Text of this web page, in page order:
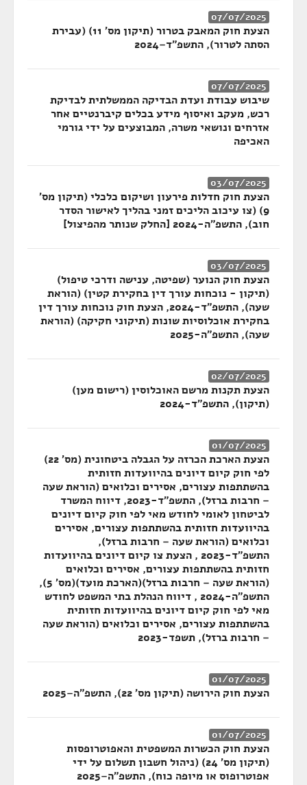
07/07/2025
הצעת חוק המאבק בטרור (תיקון מס' 11) (עבירת
הסתה לטרור), התשפ"ד–2024
07/07/2025
שיבוש עבודת ועדת הבדיקה הממשלתית לבדיקת
רכש, מעקב ואיסוף מידע בכלים קיברנטיים אחר
אזרחים ונושאי משרה, המבוצעים על ידי גורמי
האכיפה
03/07/2025
הצעת חוק חדלות פירעון ושיקום כלכלי (תיקון מס'
9) (צו עיכוב הליכים זמני בהליך לאישור הסדר
חוב), התשפ"ה-2024 [החלק שנותר מהפיצול]
03/07/2025
הצעת חוק הנוער (שפיטה, ענישה ודרכי טיפול)
(תיקון - נוכחות עורך דין בחקירת קטין) (הוראת
שעה), התשפ"ד-2024, הצעת חוק נוכחות עורך דין
בחקירת אוכלוסיות שונות (תיקוני חקיקה) (הוראת
שעה), התשפ"ה-2025
02/07/2025
הצעת תקנות מרשם האוכלוסין (רישום מען)
(תיקון), התשפ"ד-2024
01/07/2025
הצעת הארכת הכרזה על הגבלה ביטחונית (מס' 22)
לפי חוק קיום דיונים בהיוועדות חזותית
בהשתתפות עצורים, אסירים וכלואים (הוראת שעה
– חרבות ברזל), התשפ"ד-2023, דיווח המשרד
לביטחון לאומי לחודש מאי לפי חוק קיום דיונים
בהיוועדות חזותית בהשתתפות עצורים, אסירים
וכלואים (הוראת שעה – חרבות ברזל),
התשפ"ד-2023 , הצעת צו קיום דיונים בהיוועדות
חזותית בהשתתפות עצורים, אסירים וכלואים
(הוראת שעה – חרבות ברזל)(הארכת מועד)(מס' 5),
התשפ"ה-2024 , דיווח הנהלת בתי המשפט לחודש
מאי לפי חוק קיום דיונים בהיוועדות חזותית
בהשתתפות עצורים, אסירים וכלואים (הוראת שעה
– חרבות ברזל), תשפד-2023
01/07/2025
הצעת חוק הירושה (תיקון מס' 22), התשפ"ה–2025
01/07/2025
הצעת חוק הכשרות המשפטית והאפוטרופסות
(תיקון מס' 24) (ניהול חשבון תשלום על ידי
אפוטרופוס או מיופה כוח), התשפ"ה–2025